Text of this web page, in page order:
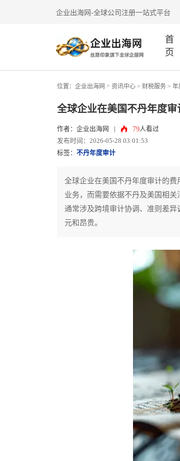
企业出海网-全球公司注册一站式平台
首
页
位置： 企业出海网 > 资讯中心 > 财税服务 > 年
全球企业在美国不丹年度审
作者：企业出海网 79人看过
发布时间：2026-05-28 03:01:53
标签： 不丹年度审计
全球企业在美国不丹年度审计的
业务，而需要依据不丹及美国相
通常涉及跨境审计协调、准则差
元和昂贵。